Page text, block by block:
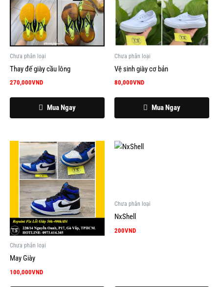
Chưa phân loại
Thay đế giày cầu lông
270,000VND
Mua Ngay
Chưa phân loại
Vệ sinh giày cơ bản
80,000VND
Mua Ngay
Chưa phân loại
May Giày
100,000VND
Chưa phân loại
NxShell
200VND